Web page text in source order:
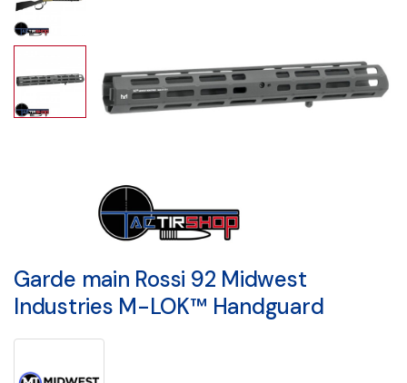
Garde main Rossi 92 Midwest
Industries M-LOK™ Handguard